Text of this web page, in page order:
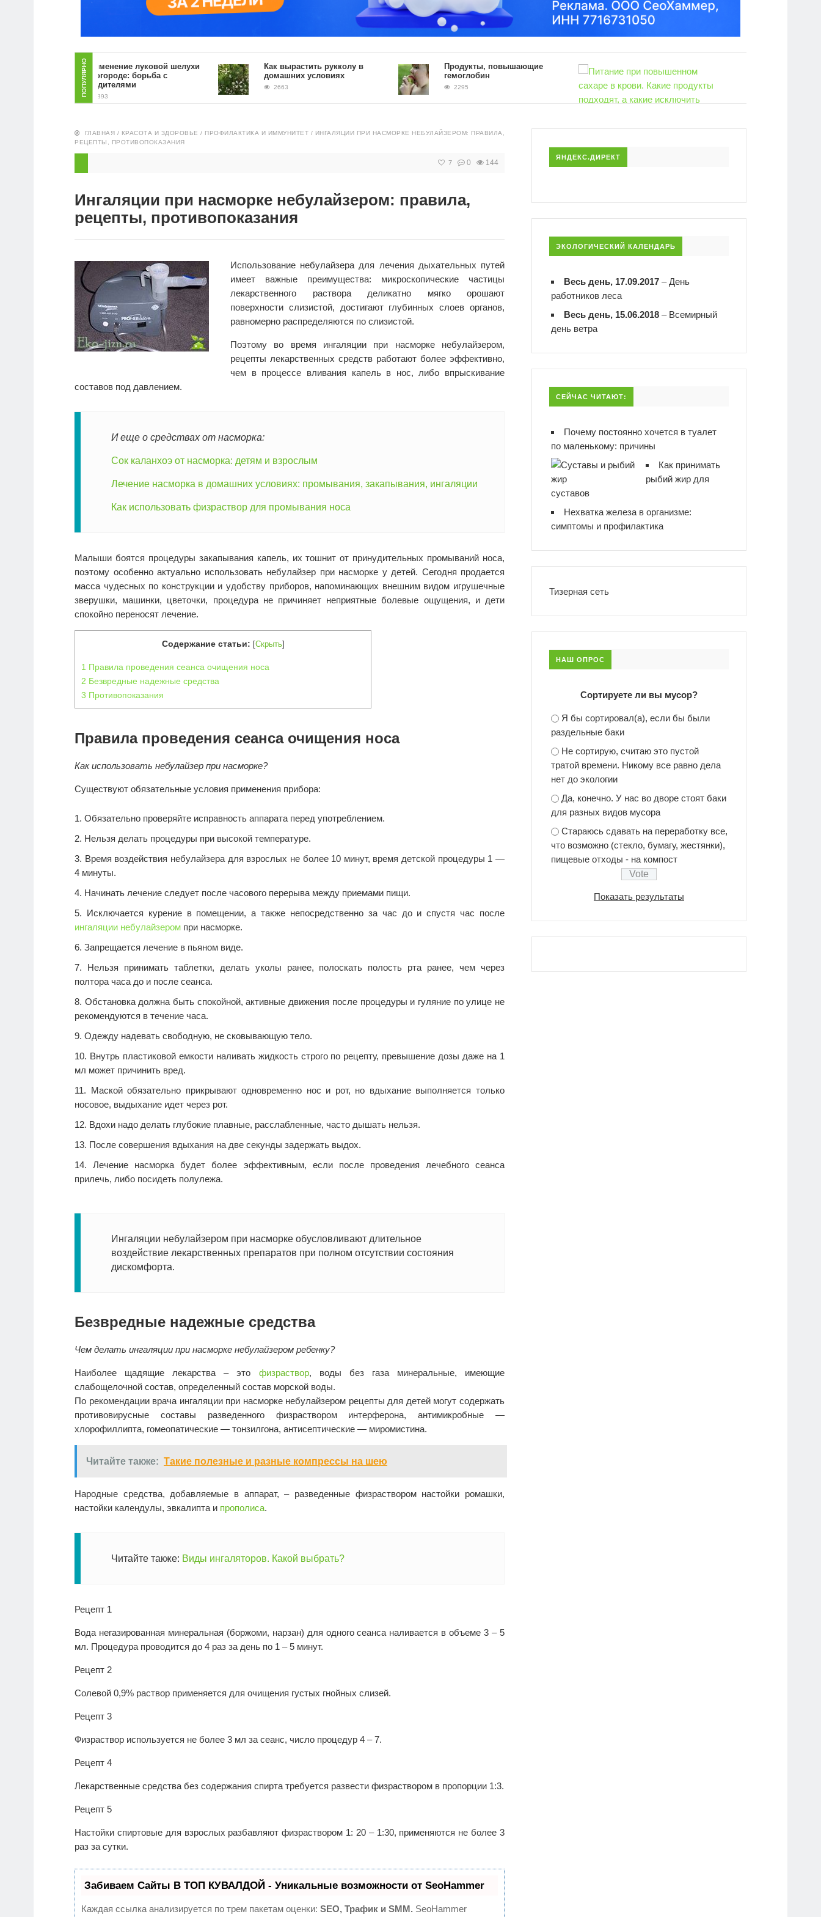
ПОПУЛЯРНО
Применение луковой шелухи
на огороде: борьба с
вредителями
2893
Как вырастить рукколу в
домашних условиях
2663
Продукты, повышающие
гемоглобин
2295
2120
ГЛАВНАЯ / КРАСОТА И ЗДОРОВЬЕ / ПРОФИЛАКТИКА И ИММУНИТЕТ / ИНГАЛЯЦИИ ПРИ НАСМОРКЕ НЕБУЛАЙЗЕРОМ: ПРАВИЛА,
РЕЦЕПТЫ, ПРОТИВОПОКАЗАНИЯ
7 0 144
Ингаляции при насморке небулайзером: правила,
рецепты, противопоказания
Использование небулайзера для лечения дыхательных путей
имеет важные преимущества: микроскопические частицы
лекарственного раствора деликатно мягко орошают
поверхности слизистой, достигают глубинных слоев органов,
равномерно распределяются по слизистой.
Поэтому во время ингаляции при насморке небулайзером,
рецепты лекарственных средств работают более эффективно,
чем в процессе вливания капель в нос, либо впрыскивание
составов под давлением.
И еще о средствах от насморка:
Сок каланхоэ от насморка: детям и взрослым
Лечение насморка в домашних условиях: промывания, закапывания, ингаляции
Как использовать физраствор для промывания носа
Малыши боятся процедуры закапывания капель, их тошнит от принудительных промываний носа,
поэтому особенно актуально использовать небулайзер при насморке у детей. Сегодня продается
масса чудесных по конструкции и удобству приборов, напоминающих внешним видом игрушечные
зверушки, машинки, цветочки, процедура не причиняет неприятные болевые ощущения, и дети
спокойно переносят лечение.
Содержание статьи: [Скрыть]
1 Правила проведения сеанса очищения носа
2 Безвредные надежные средства
3 Противопоказания
Правила проведения сеанса очищения носа
Как использовать небулайзер при насморке?
Существуют обязательные условия применения прибора:
Обязательно проверяйте исправность аппарата перед употреблением.
Нельзя делать процедуры при высокой температуре.
Время воздействия небулайзера для взрослых не более 10 минут, время детской процедуры 1 —
4 минуты.
Начинать лечение следует после часового перерыва между приемами пищи.
Исключается курение в помещении, а также непосредственно за час до и спустя час после
ингаляции небулайзером при насморке.
Запрещается лечение в пьяном виде.
Нельзя принимать таблетки, делать уколы ранее, полоскать полость рта ранее, чем через
полтора часа до и после сеанса.
Обстановка должна быть спокойной, активные движения после процедуры и гуляние по улице не
рекомендуются в течение часа.
Одежду надевать свободную, не сковывающую тело.
Внутрь пластиковой емкости наливать жидкость строго по рецепту, превышение дозы даже на 1
мл может причинить вред.
Маской обязательно прикрывают одновременно нос и рот, но вдыхание выполняется только
носовое, выдыхание идет через рот.
Вдохи надо делать глубокие плавные, расслабленные, часто дышать нельзя.
После совершения вдыхания на две секунды задержать выдох.
Лечение насморка будет более эффективным, если после проведения лечебного сеанса
прилечь, либо посидеть полулежа.
Ингаляции небулайзером при насморке обусловливают длительное
воздействие лекарственных препаратов при полном отсутствии состояния
дискомфорта.
Безвредные надежные средства
Чем делать ингаляции при насморке небулайзером ребенку?
Наиболее щадящие лекарства – это физраствор, воды без газа минеральные, имеющие
слабощелочной состав, определенный состав морской воды.
По рекомендации врача ингаляции при насморке небулайзером рецепты для детей могут содержать
противовирусные составы разведенного физраствором интерферона, антимикробные —
хлорофиллипта, гомеопатические — тонзилгона, антисептические — миромистина.
Читайте также: Такие полезные и разные компрессы на шею
Народные средства, добавляемые в аппарат, – разведенные физраствором настойки ромашки,
настойки календулы, эвкалипта и прополиса.
Читайте также: Виды ингаляторов. Какой выбрать?
Рецепт 1
Вода негазированная минеральная (боржоми, нарзан) для одного сеанса наливается в объеме 3 – 5
мл. Процедура проводится до 4 раз за день по 1 – 5 минут.
Рецепт 2
Солевой 0,9% раствор применяется для очищения густых гнойных слизей.
Рецепт 3
Физраствор используется не более 3 мл за сеанс, число процедур 4 – 7.
Рецепт 4
Лекарственные средства без содержания спирта требуется развести физраствором в пропорции 1:3.
Рецепт 5
Настойки спиртовые для взрослых разбавляют физраствором 1: 20 – 1:30, применяются не более 3
раз за сутки.
Забиваем Сайты В ТОП КУВАЛДОЙ - Уникальные возможности от SeoHammer
Каждая ссылка анализируется по трем пакетам оценки: SEO, Трафик и SMM. SeoHammer
ЯНДЕКС.ДИРЕКТ
ЭКОЛОГИЧЕСКИЙ КАЛЕНДАРЬ
Весь день, 17.09.2017 –День
работников леса
Весь день, 15.06.2018 – Всемирный
день ветра
СЕЙЧАС ЧИТАЮТ:
Почему постоянно хочется в туалет
по маленькому: причины
Как принимать
рыбий жир для
суставов
Нехватка железа в организме:
симптомы и профилактика
Тизерная сеть
НАШ ОПРОС
Сортируете ли вы мусор?
Я бы сортировал(а), если бы были
раздельные баки
Не сортирую, считаю это пустой
тратой времени. Никому все равно дела
нет до экологии
Да, конечно. У нас во дворе стоят баки
для разных видов мусора
Стараюсь сдавать на переработку все,
что возможно (стекло, бумагу, жестянки),
пищевые отходы - на компост
Показать результаты